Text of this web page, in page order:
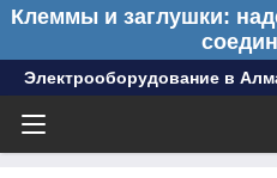
Клеммы и заглушки:
Электрооборудование в